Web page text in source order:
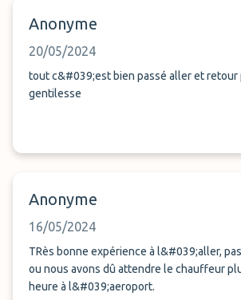
Anonyme
20/05/2024
tout c&#039;est bien passé aller et retour ponctualité et
gentilesse
Anonyme
16/05/2024
TRès bonne expérience à l&#039;aller,
ou nous avons dû attendre le chauffeur
heure à l&#039;aeroport.